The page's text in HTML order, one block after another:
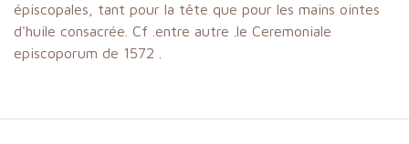
épiscopales, tant pour la tête que pour les mains ointes
d'huile consacrée. Cf .entre autre .le Ceremoniale
episcoporum de 1572 .